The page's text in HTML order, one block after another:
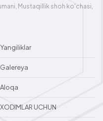
Mustaqillik shoh ko'chasi,
Yangiliklar
Galereya
Aloqa
XODIMLAR UCHUN